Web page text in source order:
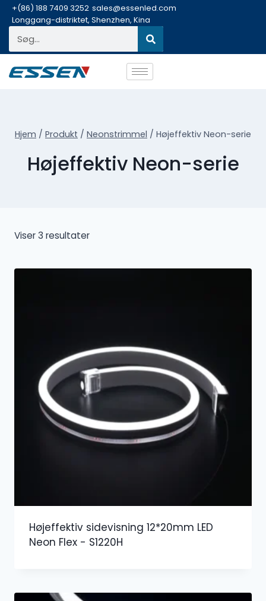
+(86) 188 7409 3252 sales@essenled.com
Longgang-distriktet, Shenzhen, Kina
Hjem / Produkt / Neonstrimmel / Højeffektiv Neon-serie
Højeffektiv Neon-serie
Viser 3 resultater
Højeffektiv sidevisning 12*20mm LED
Neon Flex - S1220H